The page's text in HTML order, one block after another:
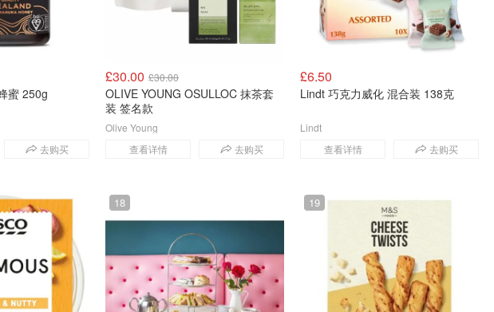
蜜 250g
去购买
£30.00 £30.00
OLIVE YOUNG OSULLOC 抹茶套
装 签名款
查看详情 去购买
Olive Young
£6.50
Lindt 巧克力威化 混合装 138克
查看详情 去购买
Lindt
18 19